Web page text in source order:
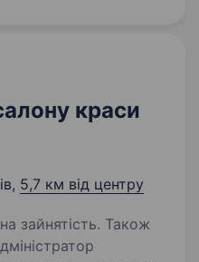
краси
5,7 км від центру
зайнятість. Також